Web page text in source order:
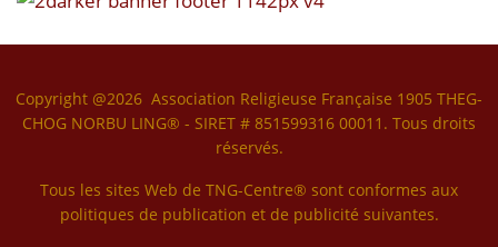
Copyright @2026 Association Religieuse Française 1905 THEG-
CHOG NORBU LING® - SIRET # 851599316 00011. Tous droits
réservés.
Tous les sites Web de TNG-Centre® sont conformes aux
politiques de publication et de publicité suivantes.